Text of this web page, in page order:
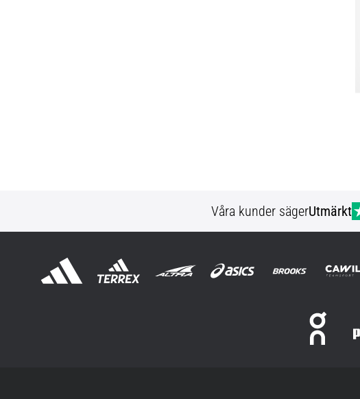
Våra kunder sägerUtmärkt